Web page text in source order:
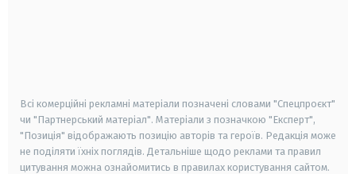
Всі комерційні рекламні матеріали позначені словами "Спецпроєкт"
чи "Партнерський матеріал". Матеріали з позначкою "Експерт",
"Позиція" відображають позицію авторів та героїв. Редакція може
не поділяти їхніх поглядів. Детальніше щодо реклами та правил
цитування можна ознайомитись в правилах користування сайтом.